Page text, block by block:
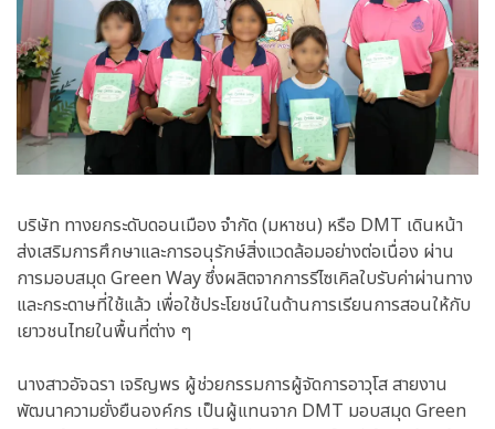
บริษัท ทางยกระดับดอนเมือง จำกัด (มหาชน) หรือ DMT เดินหน้า
ส่งเสริมการศึกษาและการอนุรักษ์สิ่งแวดล้อมอย่างต่อเนื่อง ผ่าน
การมอบสมุด Green Way ซึ่งผลิตจากการรีไซเคิลใบรับค่าผ่านทาง
และกระดาษที่ใช้แล้ว เพื่อใช้ประโยชน์ในด้านการเรียนการสอนให้กับ
เยาวชนไทยในพื้นที่ต่าง ๆ
นางสาวอัจฉรา เจริญพร ผู้ช่วยกรรมการผู้จัดการอาวุโส สายงาน
พัฒนาความยั่งยืนองค์กร เป็นผู้แทนจาก DMT มอบสมุด Green